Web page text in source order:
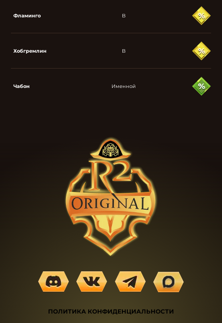
Фламинго B
Хобгремлин B
Чабон Именной
ПОЛИТИКА КОНФИДЕНЦИАЛЬНОСТИ